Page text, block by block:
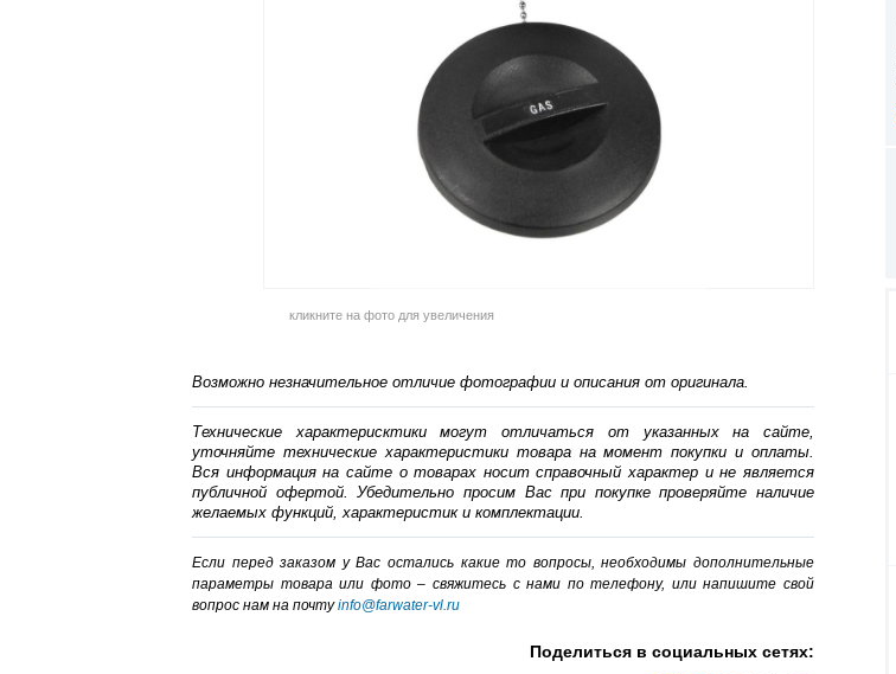
кликните на фото для увеличения
Возможно незначительное отличие фотографии и описания от оригинала.
Технические характерисктики могут отличаться от указанных на сайте,
уточняйте технические характеристики товара на момент покупки и оплаты.
Вся информация на сайте о товарах носит справочный характер и не является
публичной офертой. Убедительно просим Вас при покупке проверяйте наличие
желаемых функций, характеристик и комплектации.
Если перед заказом у Вас остались какие то вопросы, необходимы дополнительные
параметры товара или фото – cвяжитесь с нами по телефону, или напишите свой
вопрос нам на почтуinfo@farwater-vl.ru
Поделиться в социальных сетях: